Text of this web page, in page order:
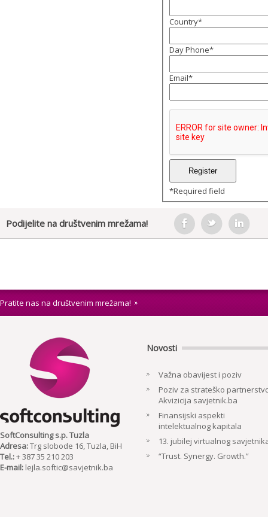
Country*
Day Phone*
Email*
*Required field
Podijelite na društvenim mrežama!
Pratite nas na društvenim mrežama!
SoftConsulting s.p. Tuzla
Adresa:Trg slobode 16, Tuzla, BiH
Tel.:+ 387 35 210 203
E-mail: lejla.softic@savjetnik.ba
Novosti
Važna obavijest i poziv
Poziv za strateško
Akvizicija savjetnik.ba
Finansijski aspekti
intelektualnog kapitala
13. jubilej virtualnog
“Trust. Synergy. Growth.”